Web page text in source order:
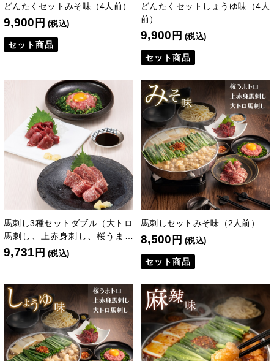
どんたくセットみそ味（4人前）
9,900 円 (税込)
セット商品
どんたくセットしょうゆ味（4人
前）
9,900 円 (税込)
セット商品
馬刺し3種セットダブル（大トロ
馬刺し、上赤身刺し、桜うまト
ロ各2個）
9,731 円 (税込)
馬刺しセットみそ味（2人前）
8,500 円 (税込)
セット商品